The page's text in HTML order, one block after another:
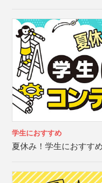
学生におすすめ
夏休み！学生におすす